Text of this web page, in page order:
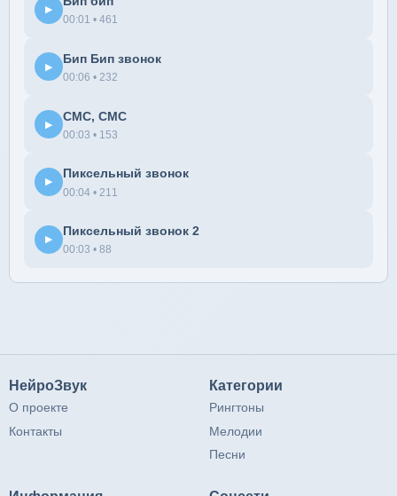
▶
00:01 • 461
▶
Бип Бип звонок
00:06 • 232
▶
СМС, СМС
00:03 • 153
▶
Пиксельный звонок
00:04 • 211
▶
Пиксельный звонок 2
00:03 • 88
НейроЗвук
О проекте
Контакты
Категории
Рингтоны
Мелодии
Песни